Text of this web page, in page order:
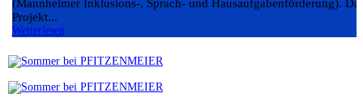
(Mannheimer Inklusions-, Sprach- und Hausaufgabenförderung).
Projekt...
Weiterlesen